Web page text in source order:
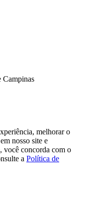
Campinas
melhorar o
nosso site e
você concorda com o
a Política de